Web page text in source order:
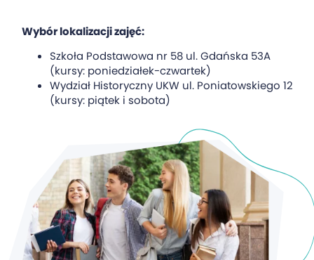
Wybór lokalizacji zajęć:
Szkoła Podstawowa nr 58 ul. Gdańska 53A
(kursy: poniedziałek-czwartek)
Wydział Historyczny UKW ul. Poniatowskiego 12
(kursy: piątek i sobota)